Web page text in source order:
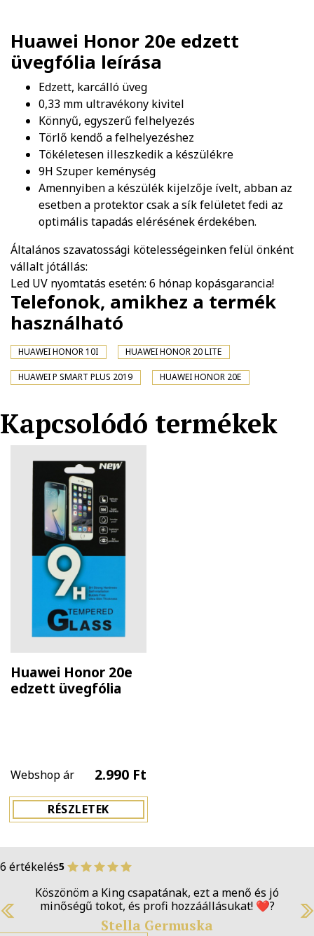
Huawei Honor 20e edzett
üvegfólia leírása
Edzett, karcálló üveg
0,33 mm ultravékony kivitel
Könnyű, egyszerű felhelyezés
Törlő kendő a felhelyezéshez
Tökéletesen illeszkedik a készülékre
9H Szuper keménység
Amennyiben a készülék kijelzője ívelt, abban az
esetben a protektor csak a sík felületet fedi az
optimális tapadás elérésének érdekében.
Általános szavatossági kötelességeinken felül önként
vállalt jótállás:
Led UV nyomtatás esetén: 6 hónap kopásgarancia!
Telefonok, amikhez a termék
használható
HUAWEI HONOR 10I HUAWEI HONOR 20 LITE
HUAWEI P SMART PLUS 2019 HUAWEI HONOR 20E
Kapcsolódó termékek
Huawei Honor 20e
edzett üvegfólia
Webshop ár 2.990 Ft
RÉSZLETEK
6 értékelés5
Köszönöm a King csapatának, ezt a menő és jó
minőségű tokot, és profi hozzáállásukat! ❤️‍?
Stella Germuska
Previous